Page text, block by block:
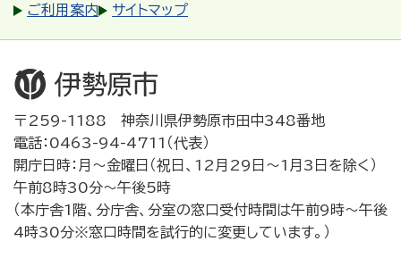
ご利用案内
サイトマップ
〒259-1188 神奈川県伊勢原市田中348番地
電話：0463-94-4711（代表）
開庁日時：月～金曜日（祝日、12月29日～1月3日を除く）
午前8時30分～午後5時
（本庁舎1階、分庁舎、分室の窓口受付時間は午前9時～午後
4時30分※窓口時間を試行的に変更しています。）